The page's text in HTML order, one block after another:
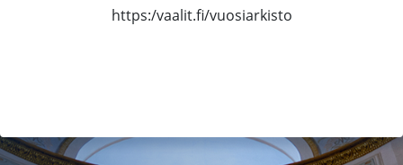
https:/vaalit.fi/vuosiarkisto